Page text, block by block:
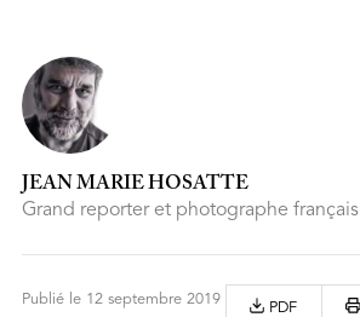
JEAN MARIE HOSATTE
Grand reporter et photographe français
Publié le 12 septembre 2019
PDF